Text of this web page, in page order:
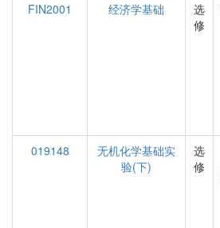
FIN2001
经济学基础
选
修
019148
无机化学基础实
验(下)
选
修